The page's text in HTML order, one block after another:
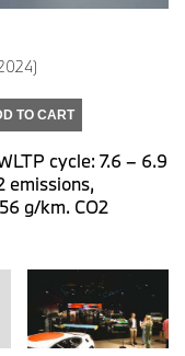
TO CART
cycle: 7.6 – 6.9
emissions,
g/km. CO2